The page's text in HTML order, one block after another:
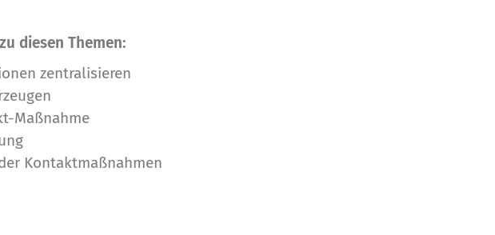
diesen Themen:
zentralisieren
Maßnahme
Kontaktmaßnahmen